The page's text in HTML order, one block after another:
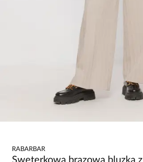
RABARBAR
Sweterkowa brązowa bluzka z